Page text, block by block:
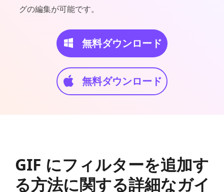
グの編集が可能です。
無料ダウンロード
無料ダウンロード
GIF にフィルターを追加す
る方法に関する詳細なガイ